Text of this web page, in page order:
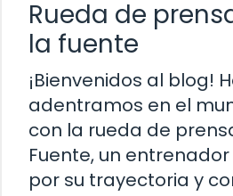
Rueda de
la fuente
¡Bienvenidos al blog!
adentramos en el
con la rueda de
Fuente, un
por su trayectoria y